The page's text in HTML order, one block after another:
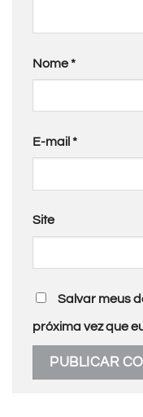
Nome*
E-mail *
Site
Salvar meus
próxima vez que